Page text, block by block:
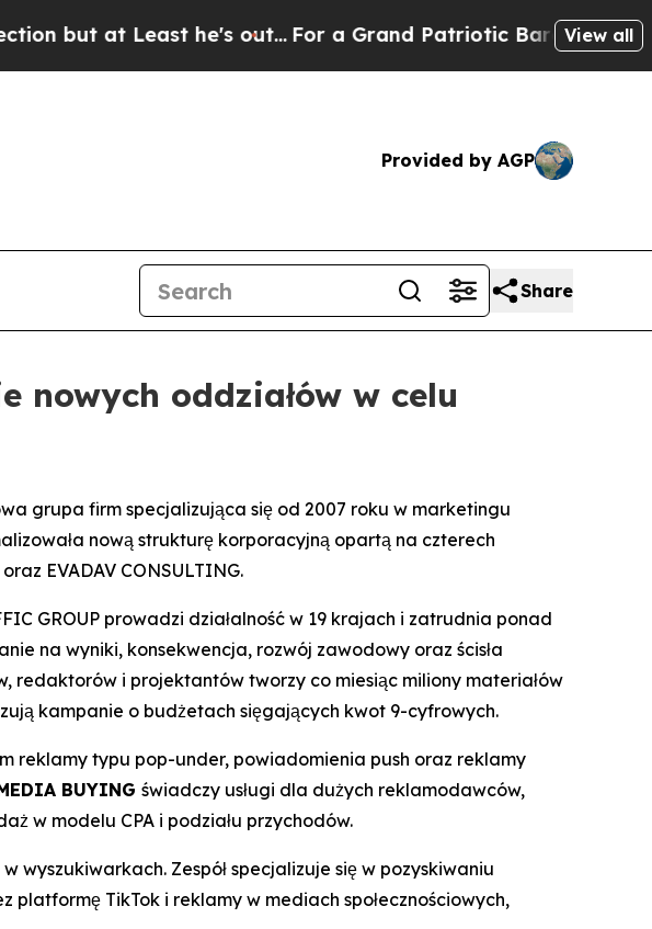
at Least he's out...For a Grand Patriotic Bargain Democrats
View all
Provided by AGP
Share
nowych oddziałów w celu
grupa firm specjalizująca się od 2007 roku w marketingu
nową strukturę korporacyjną opartą na czterech
EVADAV CONSULTING.
GROUP prowadzi działalność w 19 krajach i zatrudnia ponad
na wyniki, konsekwencja, rozwój zawodowy oraz ścisła
redaktorów i projektantów tworzy co miesiąc miliony materiałów
kampanie o budżetach sięgających kwot 9-cyfrowych.
reklamy typu pop-under, powiadomienia push oraz reklamy
BUYING świadczy usługi dla dużych reklamodawców,
w modelu CPA i podziału przychodów.
wyszukiwarkach. Zespół specjalizuje się w pozyskiwaniu
TikTok i reklamy w mediach społecznościowych,